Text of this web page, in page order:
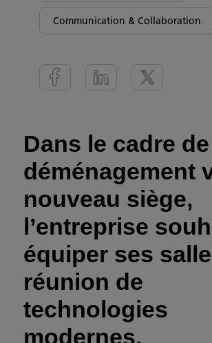
Communication & Collaboration
Dans le cadre
déménagement
nouveau siège,
l’entreprise
équiper ses
réunion de
technologies
modernes.